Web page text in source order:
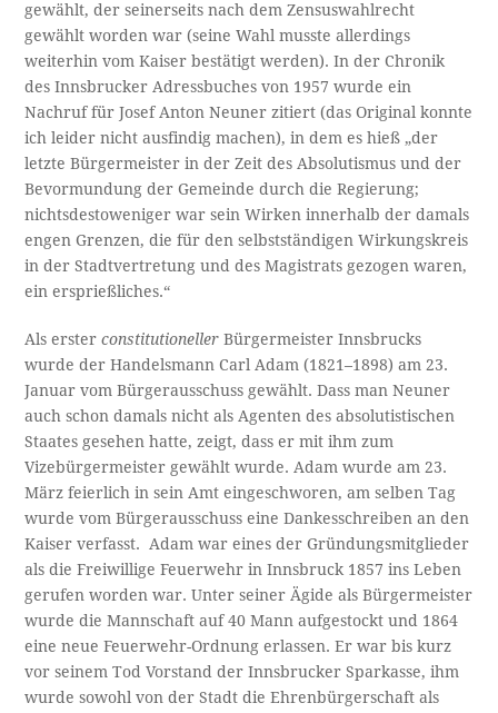
gewählt, der seinerseits nach dem Zensuswahlrecht
gewählt worden war (seine Wahl musste allerdings
weiterhin vom Kaiser bestätigt werden). In der Chronik
des Innsbrucker Adressbuches von 1957 wurde ein
Nachruf für Josef Anton Neuner zitiert (das Original konnte
ich leider nicht ausfindig machen), in dem es hieß „der
letzte Bürgermeister in der Zeit des Absolutismus und der
Bevormundung der Gemeinde durch die Regierung;
nichtsdestoweniger war sein Wirken innerhalb der damals
engen Grenzen, die für den selbstständigen Wirkungskreis
in der Stadtvertretung und des Magistrats gezogen waren,
ein ersprießliches.“
Als ersterconstitutionellerBürgermeister Innsbrucks
wurde der Handelsmann Carl Adam (1821–1898) am 23.
Januar vom Bürgerausschuss gewählt. Dass man Neuner
auch schon damals nicht als Agenten des absolutistischen
Staates gesehen hatte, zeigt, dass er mit ihm zum
Vizebürgermeister gewählt wurde. Adam wurde am 23.
März feierlich in sein Amt eingeschworen, am selben Tag
wurde vom Bürgerausschuss eine Dankesschreiben an den
Kaiser verfasst. Adam war eines der Gründungsmitglieder
als die Freiwillige Feuerwehr in Innsbruck 1857 ins Leben
gerufen worden war. Unter seiner Ägide als Bürgermeister
wurde die Mannschaft auf 40 Mann aufgestockt und 1864
eine neue Feuerwehr-Ordnung erlassen. Er war bis kurz
vor seinem Tod Vorstand der Innsbrucker Sparkasse, ihm
wurde sowohl von der Stadt die Ehrenbürgerschaft als